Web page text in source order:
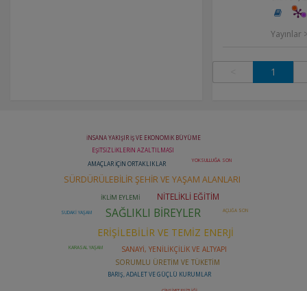
Yayınlar
1